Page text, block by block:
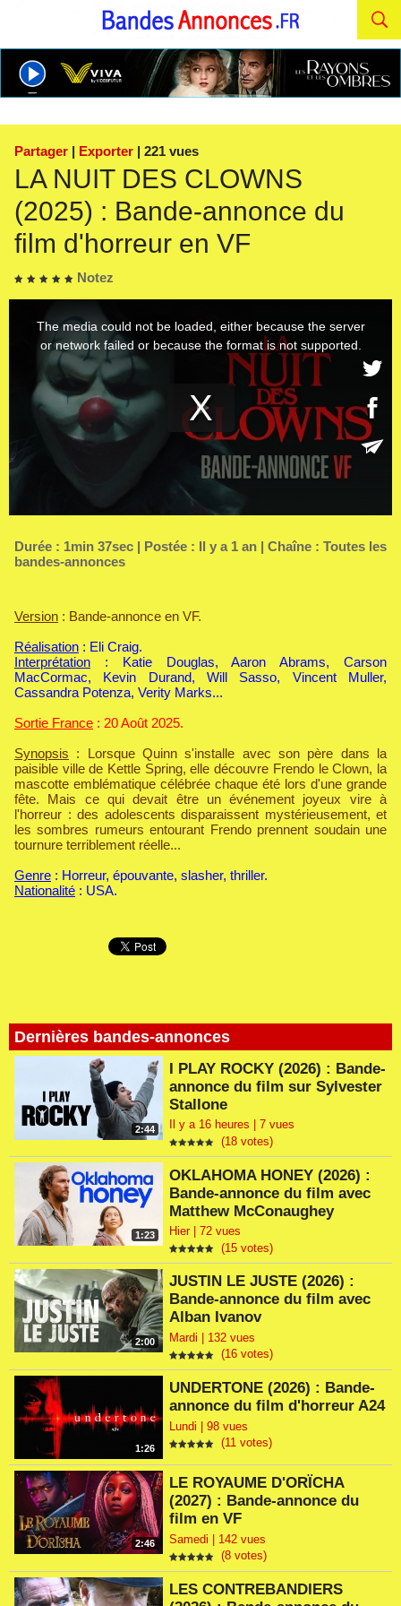
Partager | Exporter | 221 vues
LA NUIT DES CLOWNS
(2025) : Bande-annonce du
film d'horreur en VF
Notez
Dernières bandes-annonces
2:44
I PLAY ROCKY (2026) : Bande-
annonce du film sur Sylvester
Stallone
Il y a 16 heures | 7 vues
(18 votes)
1:23
OKLAHOMA HONEY (2026) :
Bande-annonce du film avec
Matthew McConaughey
Hier | 72 vues
(15 votes)
2:00
JUSTIN LE JUSTE (2026) :
Bande-annonce du film avec
Alban Ivanov
Mardi | 132 vues
(16 votes)
1:26
UNDERTONE (2026) : Bande-
annonce du film d'horreur A24
Lundi | 98 vues
(11 votes)
2:46
LE ROYAUME D'ORÏCHA
(2027) : Bande-annonce du
film en VF
Samedi | 142 vues
(8 votes)
LES CONTREBANDIERS
Durée : 1min 37sec | Postée : Il y a 1 an | Chaîne : Toutes les
bandes-annonces
Version : Bande-annonce en VF.
Réalisation : Eli Craig.
Interprétation : Katie Douglas, Aaron Abrams, Carson
MacCormac, Kevin Durand, Will Sasso, Vincent Muller,
Cassandra Potenza, Verity Marks...
Sortie France : 20 Août 2025.
Synopsis : Lorsque Quinn s'installe avec son père dans la
paisible ville de Kettle Spring, elle découvre Frendo le Clown, la
mascotte emblématique célébrée chaque été lors d'une grande
fête. Mais ce qui devait être un événement joyeux vire à
l'horreur : des adolescents disparaissent mystérieusement, et
les sombres rumeurs entourant Frendo prennent soudain une
tournure terriblement réelle...
Genre : Horreur, épouvante, slasher, thriller.
Nationalité : USA.